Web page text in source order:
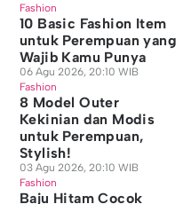
Fashion
10 Basic Fashion Item
untuk Perempuan yang
Wajib Kamu Punya
06 Agu 2026, 20:10 WIB
Fashion
8 Model Outer
Kekinian dan Modis
untuk Perempuan,
Stylish!
03 Agu 2026, 20:10 WIB
Fashion
Baju Hitam Cocok